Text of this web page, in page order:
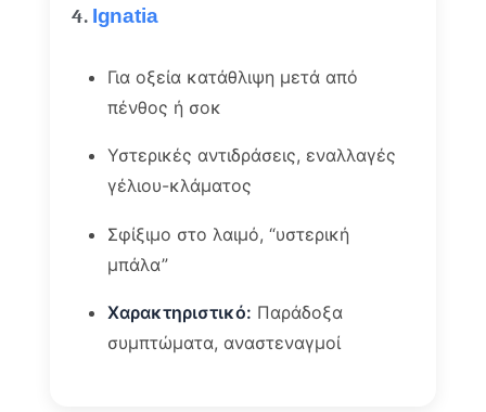
4. Ignatia
Για οξεία κατάθλιψη μετά από
πένθος ή σοκ
Υστερικές αντιδράσεις, εναλλαγές
γέλιου-κλάματος
Σφίξιμο στο λαιμό, “υστερική
μπάλα”
Χαρακτηριστικό: Παράδοξα
συμπτώματα, αναστεναγμοί